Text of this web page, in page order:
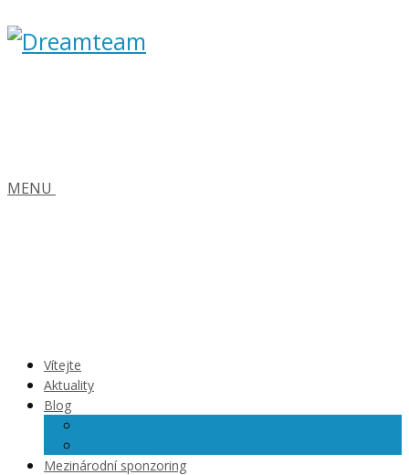
MENU
Vítejte
Aktuality
Blog
Mezinárodní sponzoring